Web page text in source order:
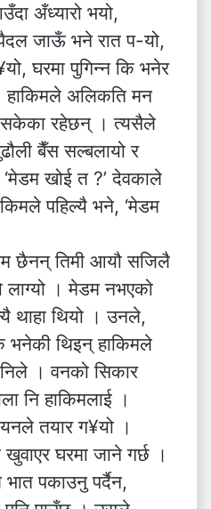
अँध्यारो भयो,
जाऊँ भने रात प-यो,
घरमा पुगिन्न कि भनेर
हाकिमले अलिकति मन
रहेछन् । त्यसैले
बैँस सल्बलायो र
खोई त ?’ देवकाले
पहिल्यै भने, ‘मेडम
छैनन् तिमी आयौ सजिलै
लाग्यो । मेडम नभएको
थाहा थियो । उनले,
भनेकी थिइन् हाकिमले
। वनको सिकार
नि हाकिमलाई ।
तयार ग¥यो ।
घरमा जाने गर्छ ।
पकाउनु पर्दैन,